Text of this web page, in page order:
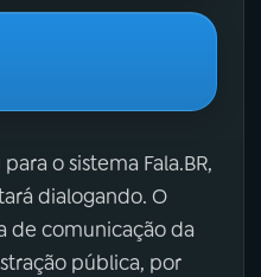
o sistema Fala.BR,
dialogando. O
de comunicação da
pública, por